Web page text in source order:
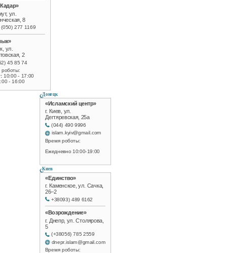
ул.
8
(050) 277 1169
ул.
2
45 85 74
10:00 - 17:00
- 16:00
Донецк
«Исламский центр»
г. Киев, ул.
Дегтяревская, 25а
(044) 490 9996
islam.kyiv@gmail.com
Время роботы:
Ежедневно 10:00-19:00
Киев
«Единство»
г. Каменское, ул. Сачка,
26–2
+38093) 489 6162
«Возрождение»
г. Днепр, ул. Столярова,
5
(+38056) 785 2559
dnepr.islam@gmail.com
Время роботы: